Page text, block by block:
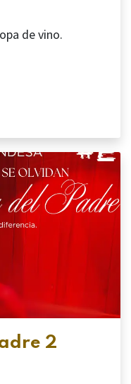
de vino.
2